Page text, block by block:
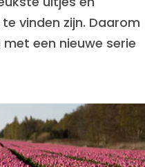
vinden zijn. Daarom
een nieuwe serie